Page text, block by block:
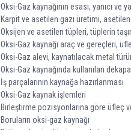
Oksi-Gaz kay­nağının esası, yanıcı ve
Karpit ve asetilen gazı üretimi,
Oksijen ve asetilen tüpleri, tüp­lerin
Oksi-Gaz kaynağı araç ve gereçleri,
Oksi-Gaz alevi, kayna­tılacak metal
Oksi-Gaz kay­nağında kullanılan
İş par­çalarının kaynağa hazırlanması
Oksi-Gaz kay­nak işlemleri
Birleştirme pozisyonla­rına göre üfleç
Boruların oksi-gaz kaynağı